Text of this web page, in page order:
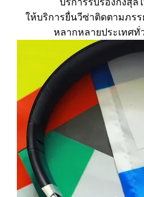
ให้บริการยื่นวีซ่าติดตามภร
หลากหลายประเทศทั่